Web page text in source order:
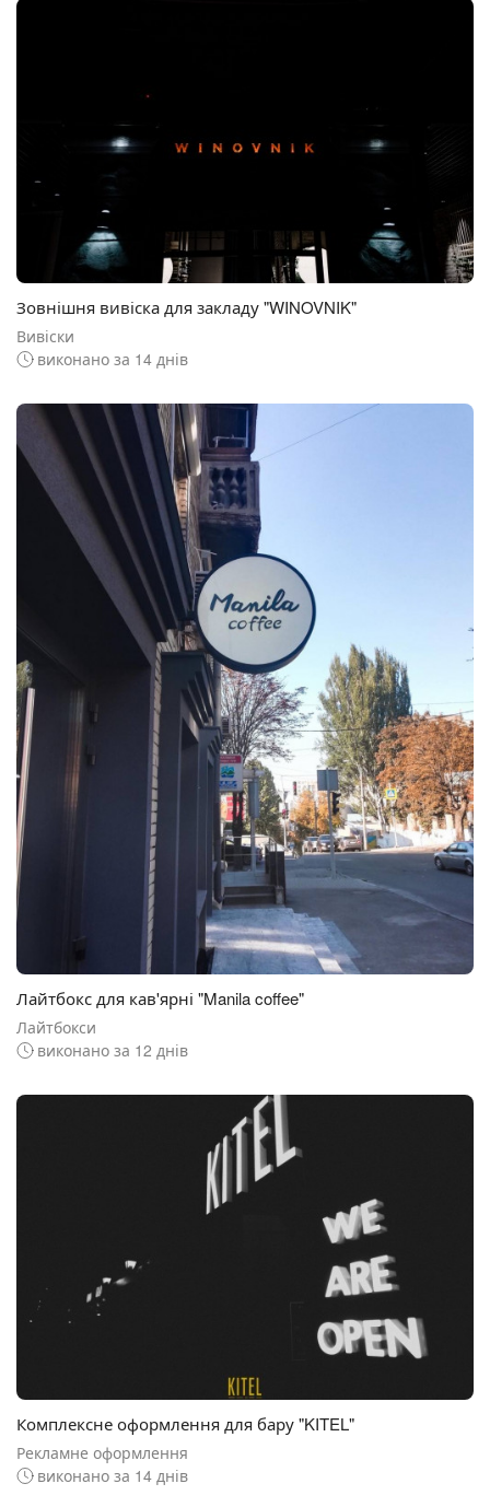
Зовнішня вивіска для закладу "WINOVNIK"
Вивіски
виконано за 14 днів
Лайтбокс для кав'ярні "Manila coffee"
Лайтбокси
виконано за 12 днів
Комплексне оформлення для бару "KITEL"
Рекламне оформлення
виконано за 14 днів